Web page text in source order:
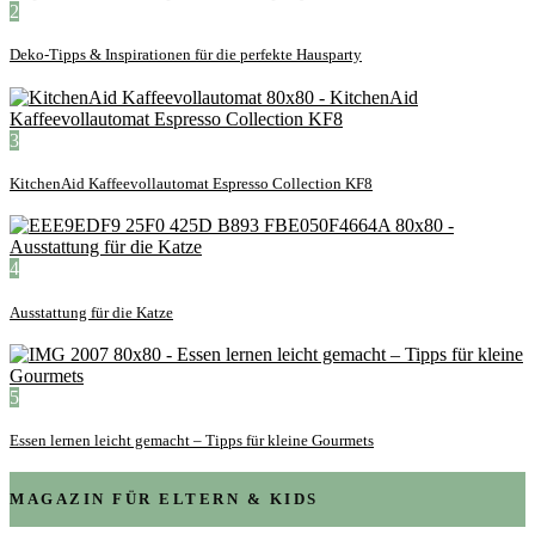
2
Deko-Tipps & Inspirationen für die perfekte Hausparty
3
KitchenAid Kaffeevollautomat Espresso Collection KF8
4
Ausstattung für die Katze
5
Essen lernen leicht gemacht – Tipps für kleine Gourmets
MAGAZIN FÜR ELTERN & KIDS